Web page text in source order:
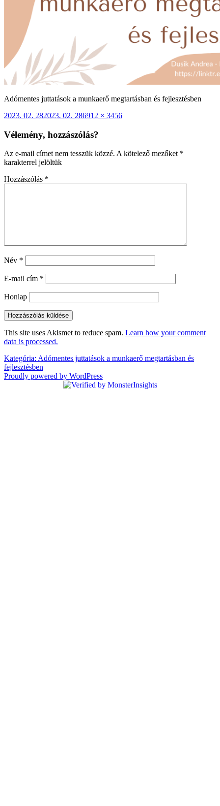
Adómentes juttatások a munkaerő megtartásban és fejlesztésben
Közzétéve
2023. 02. 282023. 02. 28Teljes
6912 × 3456
Vélemény, hozzászólás?
Az e-mail címet nem tesszük közzé. A kötelező mezőket *
karakterrel jelöltük
Hozzászólás *
Név *
E-mail cím *
Honlap
This site uses Akismet to reduce spam. Learn how your comment
data is processed.
Bejegyzés
navigáció
Kategória: Adómentes juttatások a munkaerő megtartásban és
fejlesztésben
Proudly powered by WordPress